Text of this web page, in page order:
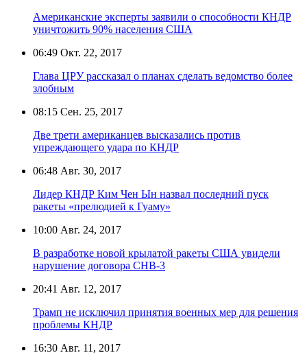
Американские эксперты заявили о способности КНДР
уничтожить 90% населения США
06:49 Окт. 22, 2017
Глава ЦРУ рассказал о планах сделать ведомство более
злобным
08:15 Сен. 25, 2017
Две трети американцев высказались против
упреждающего удара по КНДР
06:48 Авг. 30, 2017
Лидер КНДР Ким Чен Ын назвал последний пуск
ракеты «прелюдией к Гуаму»
10:00 Авг. 24, 2017
В разработке новой крылатой ракеты США увидели
нарушение договора СНВ-3
20:41 Авг. 12, 2017
Трамп не исключил принятия военных мер для решения
проблемы КНДР
16:30 Авг. 11, 2017